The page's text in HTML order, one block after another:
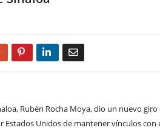
Google+ Pinterest LinkedIn
Rubén Rocha Moya, dio un nuevo
Unidos de mantener vínculos con